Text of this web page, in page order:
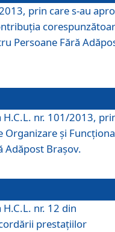
prin care s-au
Persoane Fără
nr. 101/2013,
Organizare şi
Adăpost Braşov.
nr. 12 din
prestaţiilor